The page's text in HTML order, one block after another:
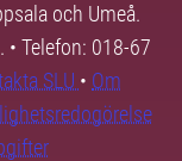
och Umeå.
Telefon: 018-67
SLU • Om